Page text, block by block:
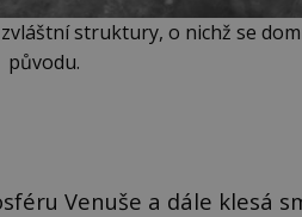
struktury, o nichž se
původu.
Venuše a dále klesá